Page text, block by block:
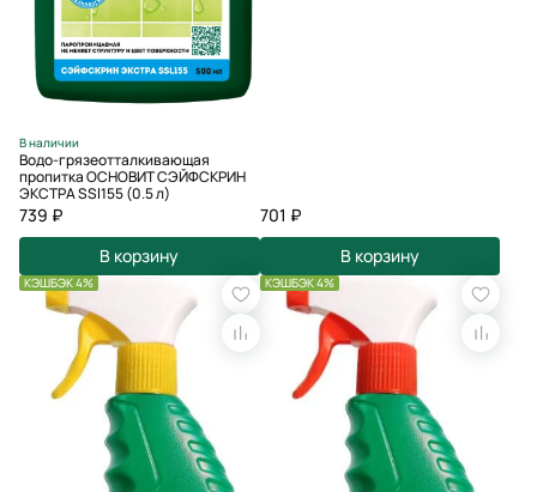
В наличии
Водо-грязеотталкивающая
пропитка ОСНОВИТ СЭЙФСКРИН
ЭКСТРА SSl155 (0.5 л)
739 ₽
В корзину
701 ₽
В корзину
КЭШБЭК 4% КЭШБЭК 4%